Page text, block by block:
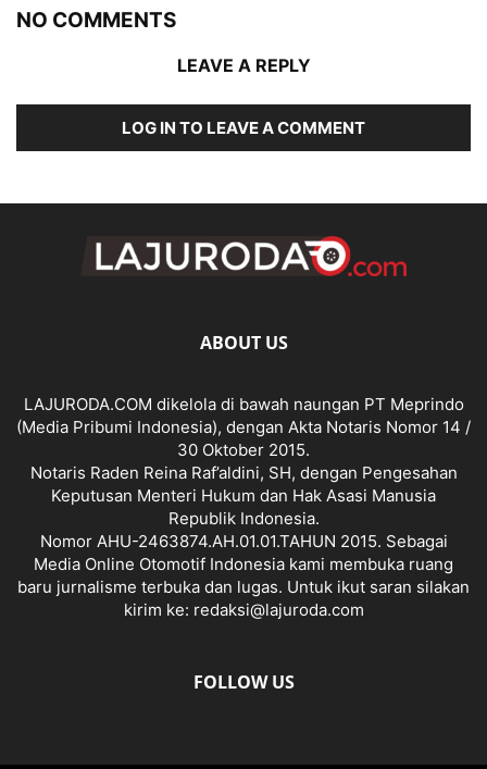
NO COMMENTS
LEAVE A REPLY
LOG IN TO LEAVE A COMMENT
ABOUT US
LAJURODA.COM dikelola di bawah naungan PT Meprindo
(Media Pribumi Indonesia), dengan Akta Notaris Nomor 14 /
30 Oktober 2015.
Notaris Raden Reina Raf’aldini, SH, dengan Pengesahan
Keputusan Menteri Hukum dan Hak Asasi Manusia
Republik Indonesia.
Nomor AHU-2463874.AH.01.01.TAHUN 2015. Sebagai
Media Online Otomotif Indonesia kami membuka ruang
baru jurnalisme terbuka dan lugas. Untuk ikut saran silakan
kirim ke: redaksi@lajuroda.com
FOLLOW US